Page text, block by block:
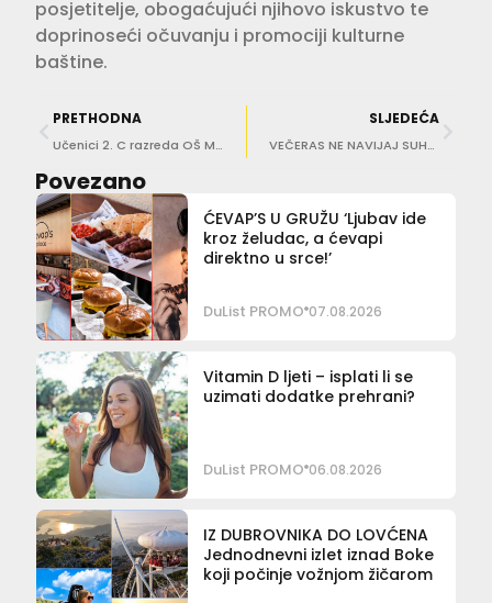
posjetitelje, obogaćujući njihovo iskustvo te
doprinoseći očuvanju i promociji kulturne
baštine.
PRETHODNA
Učenici 2. C razreda OŠ Montovjerna poslali poruku koja je sve iznenadila
SLJEDEĆA
VEČERAS NE NAVIJAJ SUHA GRLA I GLADAN Dođi u Lazarete na Burger Fest
Povezano
ĆEVAP’S U GRUŽU ‘Ljubav ide
kroz želudac, a ćevapi
direktno u srce!’
DuList PROMO 07.08.2026
Vitamin D ljeti – isplati li se
uzimati dodatke prehrani?
DuList PROMO 06.08.2026
IZ DUBROVNIKA DO LOVĆENA
Jednodnevni izlet iznad Boke
koji počinje vožnjom žičarom